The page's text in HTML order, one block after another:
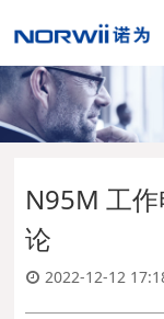
N95M 工
论
2022-12-12